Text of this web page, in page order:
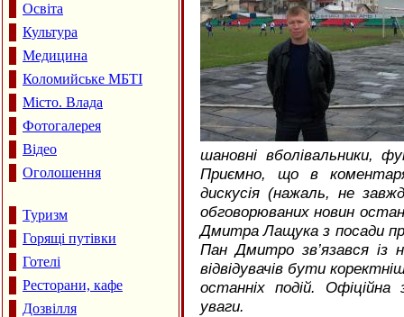
Освіта
Культура
Медицина
Коломийське МБТІ
Місто. Влада
Фотогалерея
Відео
Оголошення
Туризм
Горящі путівки
Готелі
Ресторани, кафе
Дозвілля
шановні вболівальники,
Приємно, що в
дискусія (нажаль, не
обговорюваних новин
Дмитра Лащука з посади
Пан Дмитро зв’язався із
відвідувачів бути
останніх подій.
уваги.